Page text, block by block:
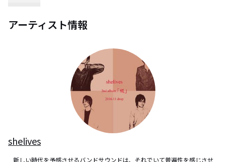
アーティスト情報
shelives
新しい時代を予感させるバンドサウンドは、それでいて普遍性を感じさせ